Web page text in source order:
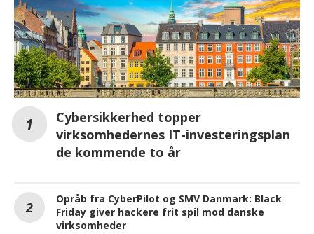
Cybersikkerhed topper
virksomhedernes IT-investeringsplan
de kommende to år
Opråb fra CyberPilot og SMV Danmark: Black
Friday giver hackere frit spil mod danske
virksomheder